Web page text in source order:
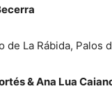
de La Rábida, Palos
& Ana Lua